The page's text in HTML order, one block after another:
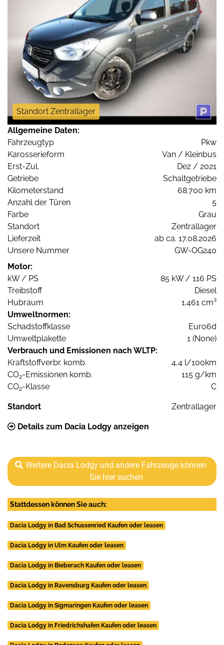
Standort Zentrallager
Allgemeine Daten:
Fahrzeugtyp
Pkw
Karosserieform
Van / Kleinbus
Erst-Zul.
Dez / 2021
Getriebe
Schaltgetriebe
Kilometerstand
68.700 km
Anzahl der Türen
5
Farbe
Grau
Standort
Zentrallager
Lieferzeit
ab ca. 17.08.2026
Unsere Nummer
GW-OG240
Motor:
kW / PS
85 kW / 116 PS
Treibstoff
Diesel
Hubraum
1.461 cm³
Umweltnormen:
Schadstoffklasse
Euro6d
Umweltplakette
1 (None)
Verbrauch und Emissionen nach WLTP:
Kraftstoffverbr. komb.
4,4 l/100km
CO2-Emissionen komb.
115 g/km
CO2-Klasse C
Standort Zentrallager
Details zum Dacia Lodgy anzeigen
Weitere Dacia Lodgy und andere Fahrzeuge können
Sie hier suchen
Stattdessen können Sie auch:
Dacia Lodgy in Bad Schussenried Kaufen oder leasen
Dacia Lodgy in Ulm Kaufen oder leasen
Dacia Lodgy in Bieberach Kaufen oder leasen
Dacia Lodgy in Ravensburg Kaufen oder leasen
Dacia Lodgy in Sigmaringen Kaufen oder leasen
Dacia Lodgy in Friedrichshafen Kaufen oder leasen